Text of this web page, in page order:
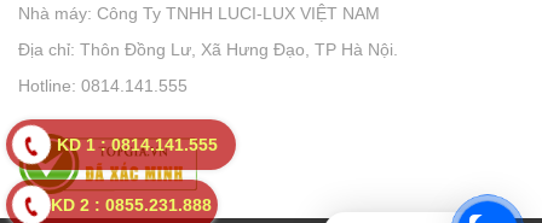
Nhà máy: Công Ty TNHH LUCI-LUX VIỆT NAM
Địa chỉ: Thôn Đồng Lư, Xã Hưng Đạo, TP Hà Nội.
Hotline: 0814.141.555
KD 2 : 0855.231.888
KD 1 : 0814.141.555